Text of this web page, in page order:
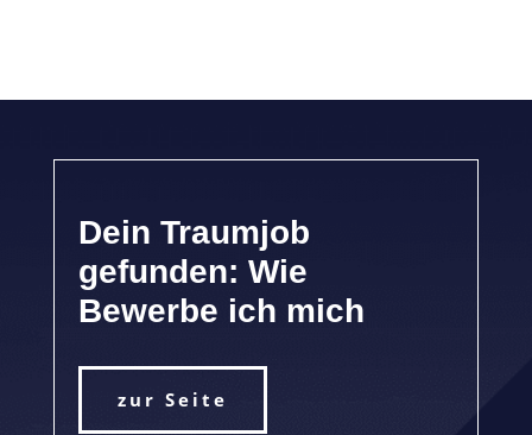
Dein Traumjob
gefunden: Wie
Bewerbe ich mich
zur Seite